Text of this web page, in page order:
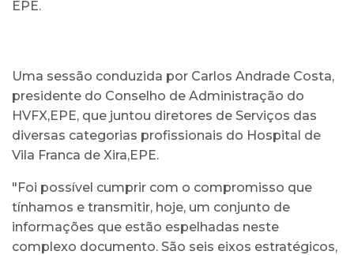
EPE.
Uma sessão conduzida por Carlos Andrade Costa,
presidente do Conselho de Administração do
HVFX,EPE, que juntou diretores de Serviços das
diversas categorias profissionais do Hospital de
Vila Franca de Xira,EPE.
"Foi possível cumprir com o compromisso que
tínhamos e transmitir, hoje, um conjunto de
informações que estão espelhadas neste
complexo documento. São seis eixos estratégicos,